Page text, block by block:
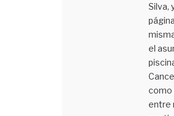
Silva,
el
como
entre